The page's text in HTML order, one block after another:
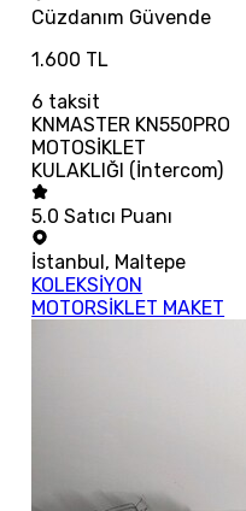
Cüzdanım Güvende
1.600 TL
6 taksit
KNMASTER KN550PRO
MOTOSİKLET
KULAKLIĞI (İntercom)
5.0 Satıcı Puanı
İstanbul , Maltepe
KOLEKSİYON
MOTORSİKLET MAKET